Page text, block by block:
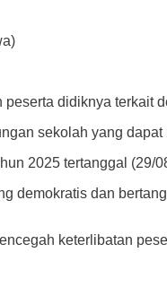
didiknya terkait
sekolah yang
2025 tertanggal (29/
demokratis dan
keterlibatan